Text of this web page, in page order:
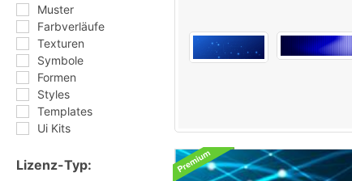
Muster
Farbverläufe
Texturen
Symbole
Formen
Styles
Templates
Ui Kits
Lizenz-Typ: